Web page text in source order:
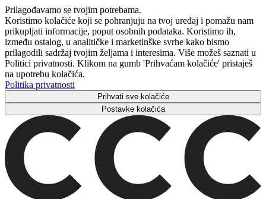
Prilagođavamo se tvojim potrebama.
Koristimo kolačiće koji se pohranjuju na tvoj uređaj i pomažu nam
prikupljati informacije, poput osobnih podataka. Koristimo ih,
između ostalog, u analitičke i marketinške svrhe kako bismo
prilagodili sadržaj tvojim željama i interesima. Više možeš saznati u
Politici privatnosti. Klikom na gumb 'Prihvaćam kolačiće' pristaješ
na upotrebu kolačića.
Politika privatnosti
Prihvati sve kolačiće
Postavke kolačića